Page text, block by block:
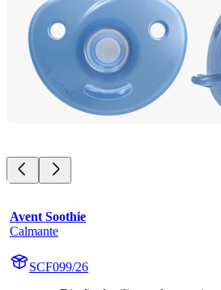
Avent Soothie
Calmante
SCF099/26